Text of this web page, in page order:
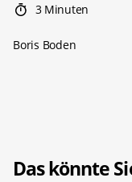
3 Minuten
Boris Boden
Das könnte